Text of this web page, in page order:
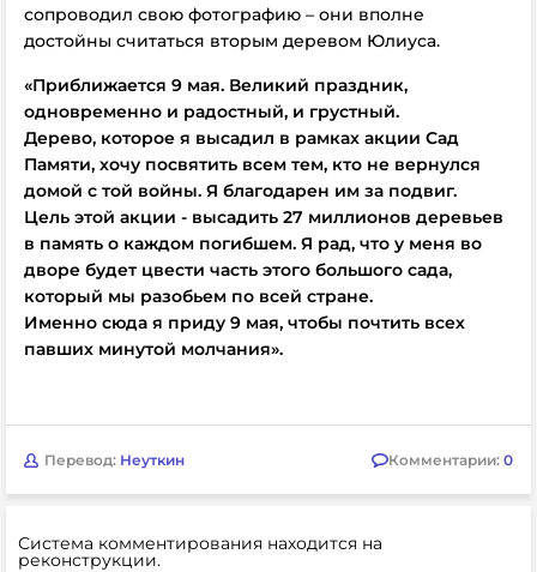
сопроводил свою фотографию – они вполне
достойны считаться вторым деревом Юлиуса.
«Приближается 9 мая. Великий праздник,
одновременно и радостный, и грустный.
Дерево, которое я высадил в рамках акции Сад
Памяти, хочу посвятить всем тем, кто не вернулся
домой с той войны. Я благодарен им за подвиг.
Цель этой акции - высадить 27 миллионов деревьев
в память о каждом погибшем. Я рад, что у меня во
дворе будет цвести часть этого большого сада,
который мы разобьем по всей стране.
Именно сюда я приду 9 мая, чтобы почтить всех
павших минутой молчания».
Перевод: Неуткин Комментарии: 0
Система комментирования находится на
реконструкции.